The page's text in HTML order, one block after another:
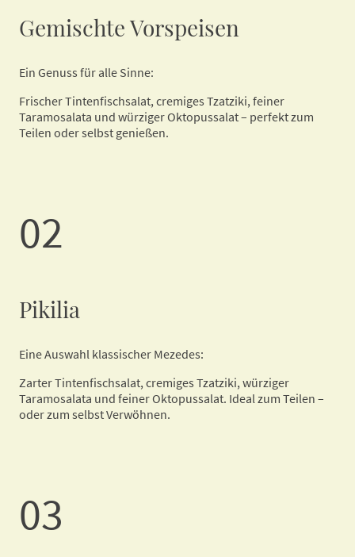
Gemischte Vorspeisen
Ein Genuss für alle Sinne:
Frischer Tintenfischsalat, cremiges Tzatziki, feiner
Taramosalata und würziger Oktopussalat – perfekt zum
Teilen oder selbst genießen.
02
Pikilia
Eine Auswahl klassischer Mezedes:
Zarter Tintenfischsalat, cremiges Tzatziki, würziger
Taramosalata und feiner Oktopussalat. Ideal zum Teilen –
oder zum selbst Verwöhnen.
03